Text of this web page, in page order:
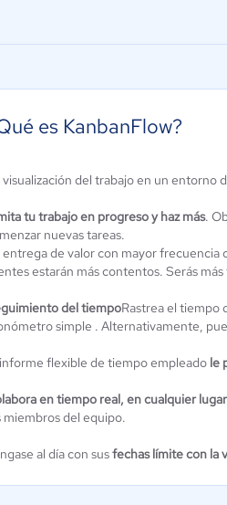
Cerri Project
Aún sin
calificación
es KanbanFlow?
visualización del trabajo en un entorno
tu trabajo en progreso y haz más.
nuevas tareas.
entrega de valor con mayor frecuencia
estarán más contentos. Serás más
del tiempoRastrea el tiempo
simple . Alternativamente,
flexible de tiempo empleado le
en tiempo real, en cualquier
miembros del equipo.
al día con susfechas límite con la